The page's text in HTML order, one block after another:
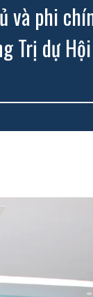
và phi
Trị dự